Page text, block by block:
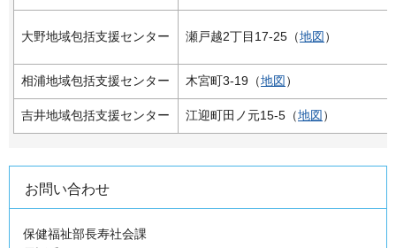
大野地域包括支援センター 瀬戸越2丁目17-25（地図 ）
相浦地域包括支援センター 木宮町3-19（地図 ）
吉井地域包括支援センター 江迎町田ノ元15-5（地図 ）
お問い合わせ
保健福祉部長寿社会課